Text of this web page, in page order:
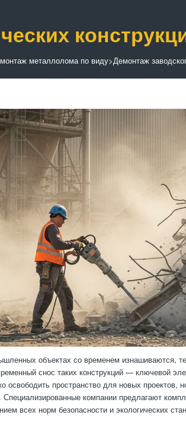
металлолома по виду>Демонтаж
объектах со временем изнашиваются,
снос таких конструкций — ключевой
освободить пространство для новых
компании предлагают
всех норм безопасности и экологических